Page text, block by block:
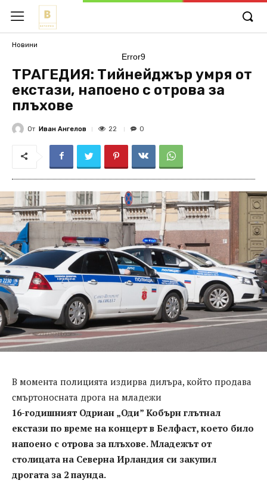
Новини
Error9
ТРАГЕДИЯ: Тийнейджър умря от
екстази, напоено с отрова за
плъхове
От Иван Ангелов 22 0
В момента полицията издирва дилъра, който продава
смъртоносната дрога на младежи
16-годишният Одриан „Оди” Кобърн глътнал
екстази по време на концерт в Белфаст, което било
напоено с отрова за плъхове. Младежът от
столицата на Северна Ирландия си закупил
дрогата за 2 паунда.